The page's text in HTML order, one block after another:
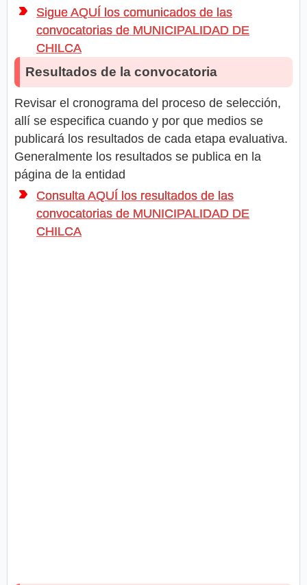
Sigue AQUÍ los comunicados de las
convocatorias de MUNICIPALIDAD DE
CHILCA
Resultados de la convocatoria
Revisar el cronograma del proceso de selección,
allí se especifica cuando y por que medios se
publicará los resultados de cada etapa evaluativa.
Generalmente los resultados se publica en la
página de la entidad
Consulta AQUÍ los resultados de las
convocatorias de MUNICIPALIDAD DE
CHILCA